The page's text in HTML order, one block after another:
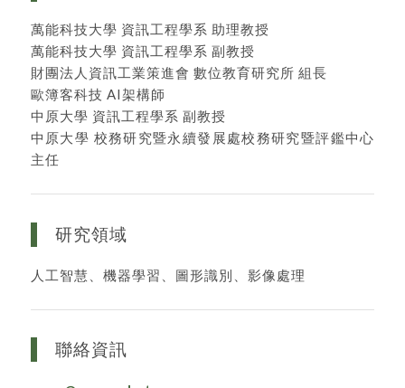
萬能科技大學 資訊工程學系 助理教授
萬能科技大學 資訊工程學系 副教授
財團法人資訊工業策進會 數位教育研究所 組長
歐簿客科技 AI架構師
中原大學 資訊工程學系 副教授
中原大學 校務研究暨永續發展處校務研究暨評鑑中心
主任
研究領域
人工智慧、機器學習、圖形識別、影像處理
聯絡資訊